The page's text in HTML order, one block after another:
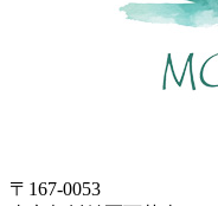
〒167-0053